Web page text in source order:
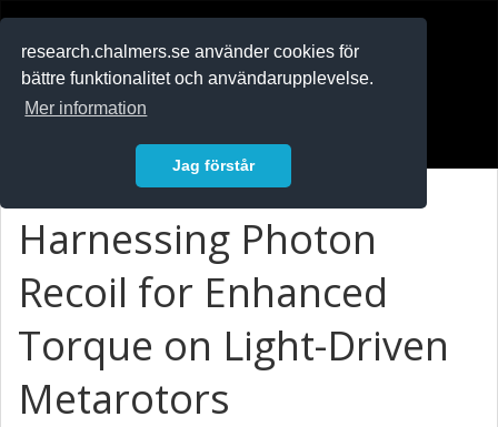
research.chalmers.se använder cookies för
bättre funktionalitet och användarupplevelse.
Mer information
Jag förstår
Harnessing Photon
Recoil for Enhanced
Torque on Light-Driven
Metarotors